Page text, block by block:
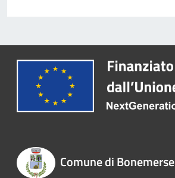
Comune di Bonemerse